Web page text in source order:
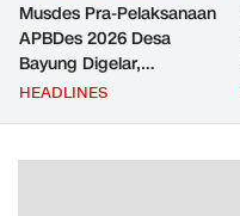
Musdes Pra-Pelaksanaan
APBDes 2026 Desa
Bayung Digelar,
Pemerintah Desa
HEADLINES